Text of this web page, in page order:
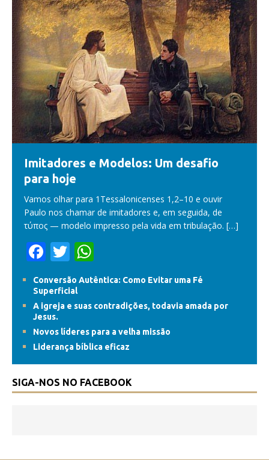
Imitadores e Modelos: Um desafio
para hoje
Vamos olhar para 1Tessalonicenses 1,2–10 e ouvir
Paulo nos chamar de imitadores e, em seguida, de
τύπος — modelo impresso pela vida em tribulação. […]
F
e
b
o
o
k
T
w
itt
er
h
at
s
A
p
p
Conversão Autêntica: Como Evitar uma Fé
Superficial
A igreja e suas contradições, todavia amada por
Jesus.
Novos líderes para a velha missão
Liderança bíblica eficaz
SIGA-NOS NO FACEBOOK